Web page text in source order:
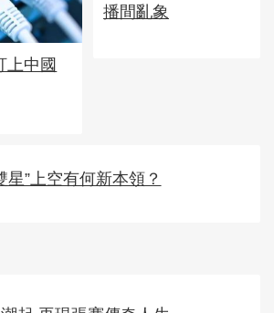
上中國
播間亂象
星”上空有何新本領？